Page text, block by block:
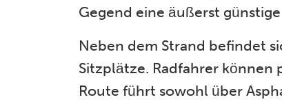
Gegend eine äußerst
Neben dem Strand befindet
Sitzplätze. Radfahrer können
Route führt sowohl über